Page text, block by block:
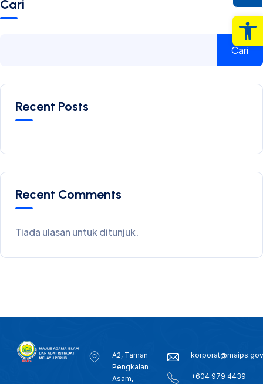
Cari
Cari
Recent Posts
Recent Comments
Tiada ulasan untuk ditunjuk.
A2, Taman
Pengkalan
Asam,
+604 979 4439